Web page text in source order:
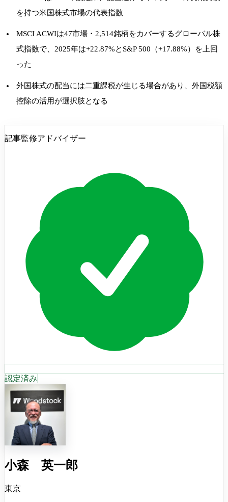
を持つ米国株式市場の代表指数
MSCI ACWIは47市場・2,514銘柄をカバーするグローバル株
式指数で、2025年は+22.87%とS&P 500（+17.88%）を上回
った
外国株式の配当には二重課税が生じる場合があり、外国税額
控除の活用が選択肢となる
記事監修アドバイザー
認定済み
小森 英一郎
東京